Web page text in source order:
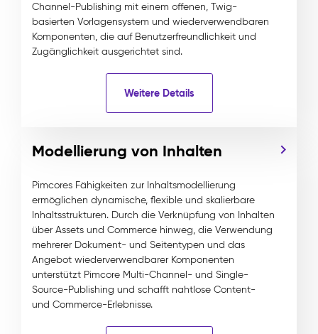
Channel-Publishing mit einem offenen, Twig-
basierten Vorlagensystem und wiederverwendbaren
Komponenten, die auf Benutzerfreundlichkeit und
Zugänglichkeit ausgerichtet sind.
Weitere Details
Modellierung von Inhalten
Pimcores Fähigkeiten zur Inhaltsmodellierung
ermöglichen dynamische, flexible und skalierbare
Inhaltsstrukturen. Durch die Verknüpfung von Inhalten
über Assets und Commerce hinweg, die Verwendung
mehrerer Dokument- und Seitentypen und das
Angebot wiederverwendbarer Komponenten
unterstützt Pimcore Multi-Channel- und Single-
Source-Publishing und schafft nahtlose Content-
und Commerce-Erlebnisse.